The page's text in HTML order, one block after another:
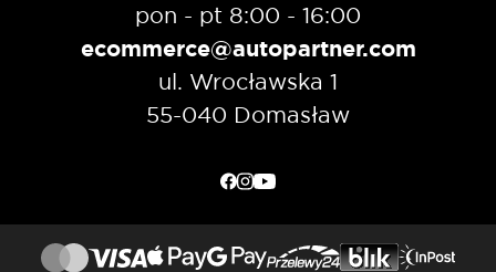
pon - pt 8:00 - 16:00
ecommerce@autopartner.com
ul. Wrocławska 1
55-040 Domasław